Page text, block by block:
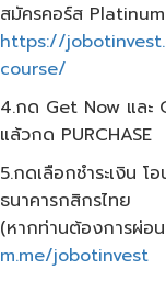
สมัครคอร์ส​ Platinum
https://
course/
4.กด Get Now และ
แล้วกด​ PURCHASE
5.กดเลือกชำระเงิน
ธนาคารกสิกรไทย
(หากท่านต้องการผ่อ
m.me/jobotinvest